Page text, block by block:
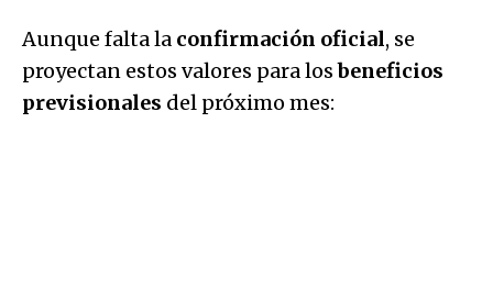
Aunque falta la confirmación oficial, se
proyectan estos valores para losbeneficios
previsionales del próximo mes: